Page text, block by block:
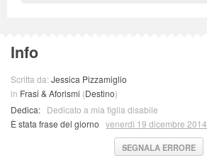
Info
Scritta da:Jessica Pizzamiglio
in Frasi & Aforismi (Destino)
Dedica: Dedicato a mia figlia disabile
È stata frase del giorno
venerdì 19 dicembre 2014
SEGNALA ERRORE